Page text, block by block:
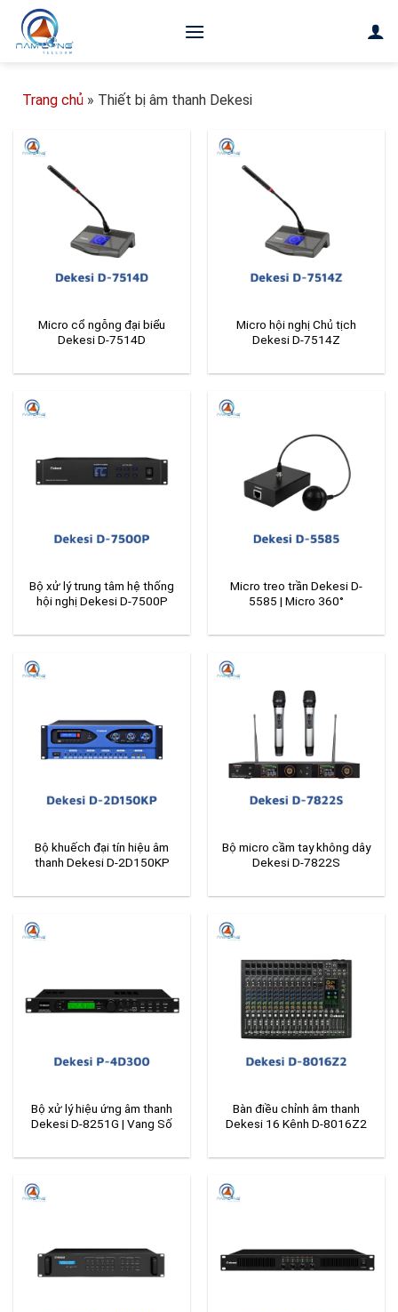
nội
Trang chủ » Thiết bị âm thanh Dekesi
Micro cổ ngỗng đại biểu
Dekesi D-7514D
Micro hội nghị Chủ tịch
Dekesi D-7514Z
Bộ xử lý trung tâm hệ thống
hội nghị Dekesi D-7500P
Micro treo trần Dekesi D-
5585 | Micro 360°
Bộ khuếch đại tín hiệu âm
thanh Dekesi D-2D150KP
Bộ micro cầm tay không dây
Dekesi D-7822S
Bộ xử lý hiệu ứng âm thanh
Dekesi D-8251G | Vang Số
Bàn điều chỉnh âm thanh
Dekesi 16 Kênh D-8016Z2